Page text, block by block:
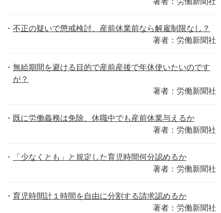
不正の疑いで懲戒検討、産前休業前なら解雇制限なし？
著者：労働新聞社
無給期間を避ける目的で産前産後で年休使いたいのです
が？
著者：労働新聞社
既に労働義務は免除、休職中でも産前休業与えるか
著者：労働新聞社
「少なくとも」と規定した育児時間何分認めるか
著者：労働新聞社
育児時間計１時間を自由に分割する請求認めるか
著者：労働新聞社